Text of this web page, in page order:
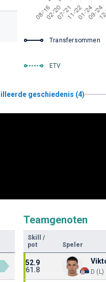
Transfersommen
ETV
geschiedenis (4)
Teamgenoten
Skill
/
pot
Speler
52.9
61.8
D (L)